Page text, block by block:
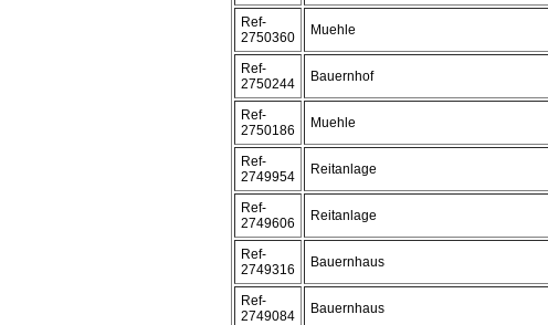
Ref-
2750360
Muehle
Ref-
2750244
Bauernhof
Ref-
2750186
Muehle
Ref-
2749954
Reitanlage
Ref-
2749606
Reitanlage
Ref-
2749316
Bauernhaus
Ref-
2749084
Bauernhaus